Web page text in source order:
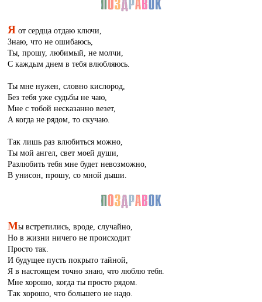
Я от сердца отдаю ключи,
Знаю, что не ошибаюсь,
Ты, прошу, любимый, не молчи,
С каждым днем в тебя влюбляюсь.
Ты мне нужен, словно кислород,
Без тебя уже судьбы не чаю,
Мне с тобой несказанно везет,
А когда не рядом, то скучаю.
Так лишь раз влюбиться можно,
Ты мой ангел, свет моей души,
Разлюбить тебя мне будет невозможно,
В унисон, прошу, со мной дыши.
Мы встретились, вроде, случайно,
Но в жизни ничего не происходит
Просто так.
И будущее пусть покрыто тайной,
Я в настоящем точно знаю, что люблю тебя.
Мне хорошо, когда ты просто рядом.
Так хорошо, что большего не надо.